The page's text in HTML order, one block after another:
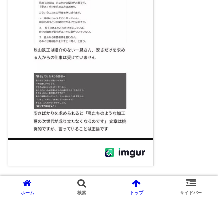
出典：imgur.com
ホーム 検索 トップ サイドバー